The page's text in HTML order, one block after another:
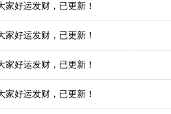
好运发财，已更新！
好运发财，已更新！
好运发财，已更新！
好运发财，已更新！